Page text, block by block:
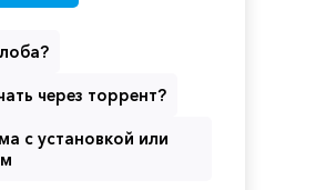
через торрент?
с установкой или